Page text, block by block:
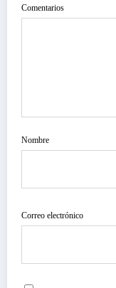
Comentarios
Nombre
Correo electrónico